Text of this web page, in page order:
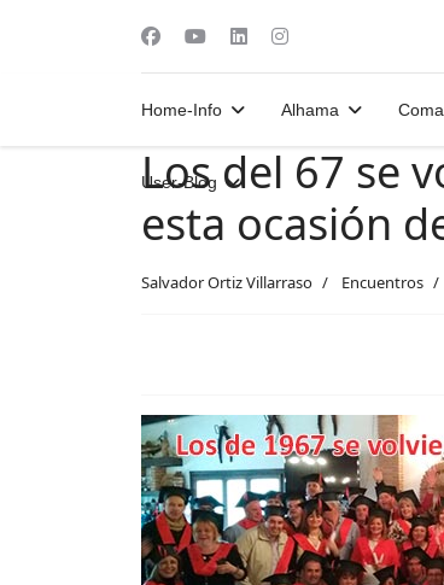
Home-Info Alhama
User-Blog
Los del 67 se
esta ocasión
Salvador Ortiz Villarraso Encuentros